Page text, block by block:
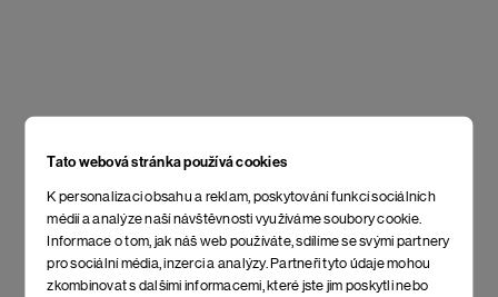
Tato webová stránka používá cookies
K personalizaci obsahu a reklam, poskytování funkcí sociálních
médií a analýze naší návštěvnosti využíváme soubory cookie.
Informace o tom, jak náš web používáte, sdílíme se svými partnery
pro sociální média, inzerci a analýzy. Partneři tyto údaje mohou
zkombinovat s dalšími informacemi, které jste jim poskytli nebo